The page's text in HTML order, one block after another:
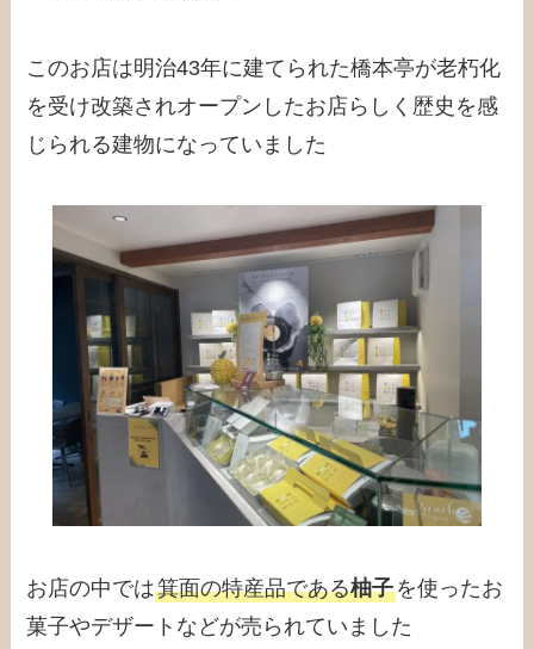
このお店は明治43年に建てられた橋本亭が老朽化
を受け改築されオープンしたお店らしく歴史を感
じられる建物になっていました
お店の中では箕面の特産品である柚子を使ったお
菓子やデザートなどが売られていました